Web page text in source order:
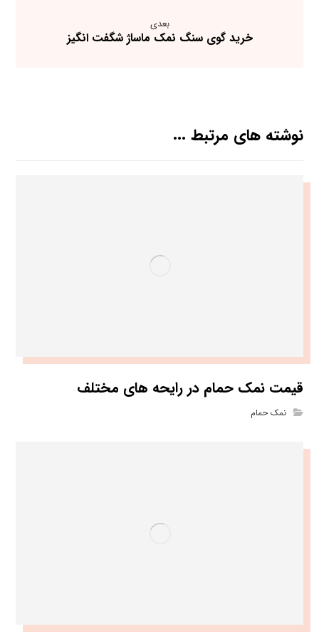
بعدی
خرید گوی سنگ نمک ماساژ شگفت انگیز
نوشته های مرتبط ...
قیمت نمک حمام در رایحه های مختلف
نمک حمام